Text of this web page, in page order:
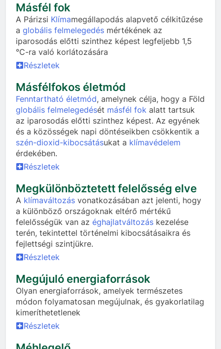
Másfél fok
A Párizsi Klímamegállapodás alapvető célkitűzése
a globális felmelegedés mértékének az
iparosodás előtti szinthez képest legfeljebb 1,5
°C-ra való korlátozására
Részletek
Másfélfokos életmód
Fenntartható életmód, amelynek célja, hogy a Föld
globális felmelegedését másfél fok alatt tartsuk
az iparosodás előtti szinthez képest. Az egyének
és a közösségek napi döntéseikben csökkentik a
szén-dioxid-kibocsátásukat a klímavédelem
érdekében.
Részletek
Megkülönböztetett felelősség elve
A klímaváltozás vonatkozásában azt jelenti, hogy
a különböző országoknak eltérő mértékű
felelősségük van az éghajlatváltozás kezelése
terén, tekintettel történelmi kibocsátásaikra és
fejlettségi szintjükre.
Részletek
Megújuló energiaforrások
Olyan energiaforrások, amelyek természetes
módon folyamatosan megújulnak, és gyakorlatilag
kimeríthetetlenek
Részletek